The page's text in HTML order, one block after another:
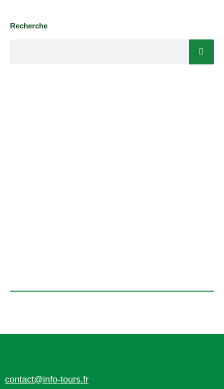
Recherche
contact@info-tours.fr